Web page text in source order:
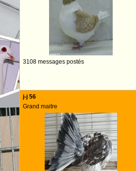
3108 messages postés
j-j 56
Grand maitre